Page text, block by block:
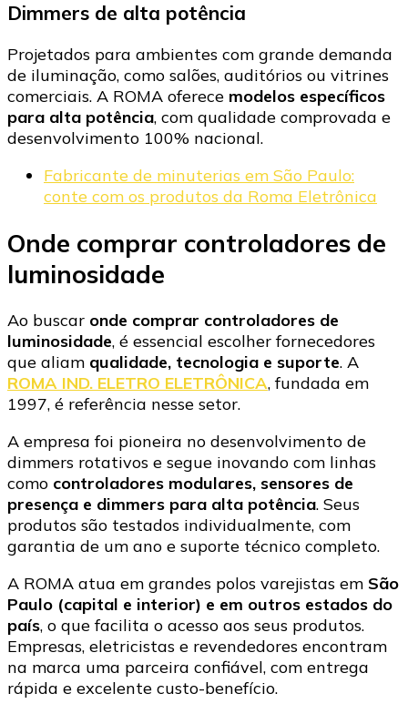
Dimmers de alta potência
Projetados para ambientes com grande demanda
de iluminação, como salões, auditórios ou vitrines
comerciais. A ROMA oferece modelos específicos
para alta potência, com qualidade comprovada e
desenvolvimento 100% nacional.
Fabricante de minuterias em São Paulo:
conte com os produtos da Roma Eletrônica
Onde comprar controladores de
luminosidade
Ao buscar onde comprar controladores de
luminosidade, é essencial escolher fornecedores
que aliam qualidade, tecnologia e suporte. A
ROMA IND. ELETRO ELETRÔNICA, fundada em
1997, é referência nesse setor.
A empresa foi pioneira no desenvolvimento de
dimmers rotativos e segue inovando com linhas
como controladores modulares, sensores de
presença e dimmers para alta potência. Seus
produtos são testados individualmente, com
garantia de um ano e suporte técnico completo.
A ROMA atua em grandes polos varejistas em São
Paulo (capital e interior) e em outros estados do
país, o que facilita o acesso aos seus produtos.
Empresas, eletricistas e revendedores encontram
na marca uma parceira confiável, com entrega
rápida e excelente custo-benefício.